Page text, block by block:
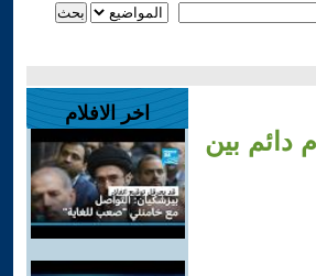
دائم بين
اخر الافلام